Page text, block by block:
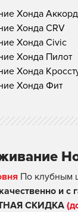
Хонда Аккорд
Хонда CRV
Хонда Civic
Хонда Пилот
Хонда
Хонда Фит
По клубным
качественно и с
СКИДКА